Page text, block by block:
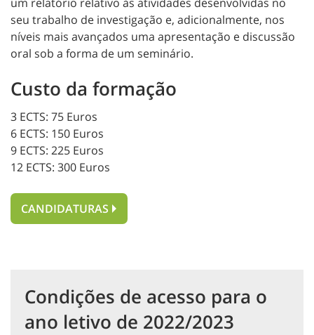
seu trabalho de investigação e, adicionalmente, nos
níveis mais avançados uma apresentação e discussão
oral sob a forma de um seminário.
Custo da formação
3 ECTS: 75 Euros
6 ECTS: 150 Euros
9 ECTS: 225 Euros
12 ECTS: 300 Euros
CANDIDATURAS
Condições de acesso para o
ano letivo de 2022/2023